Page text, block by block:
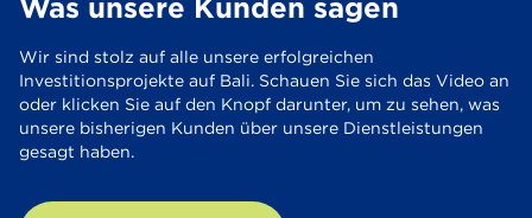
Was unsere Kunden sagen
Wir sind stolz auf alle unsere erfolgreichen
Investitionsprojekte auf Bali. Schauen Sie sich das Video an
oder klicken Sie auf den Knopf darunter, um zu sehen, was
unsere bisherigen Kunden über unsere Dienstleistungen
gesagt haben.